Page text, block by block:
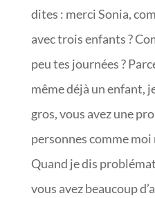
dites : merci Sonia,
avec trois enfants ?
peu tes journées ?
même déjà un enfant,
gros, vous avez une
personnes comme moi
Quand je dis
vous avez beaucoup